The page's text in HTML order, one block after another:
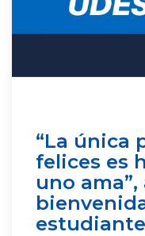
“La única
felices es
uno